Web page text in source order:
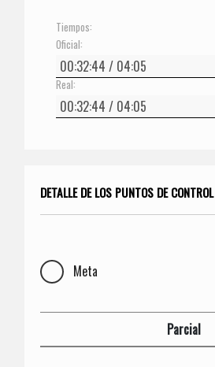
Tiempos:
Oficial:
Real:
DETALLE DE LOS PUNTOS DE CONTROL
Meta
Parcial